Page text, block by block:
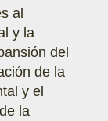
al
y la
del
de la
y el
la